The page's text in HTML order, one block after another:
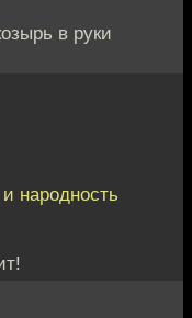
в руки
народность